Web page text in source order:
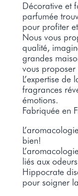
Décorative et
parfumée
pour profiter
Nous vous
qualité,
grandes
vous proposer
L’expertise de
fragrances
émotions.
Fabriquée en
bien!
liés aux
Hippocrate
pour soigner